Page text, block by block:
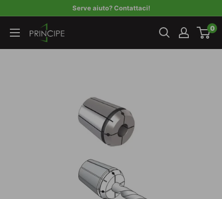
contenuto
Serve aiuto? Contattaci!
Principe 0